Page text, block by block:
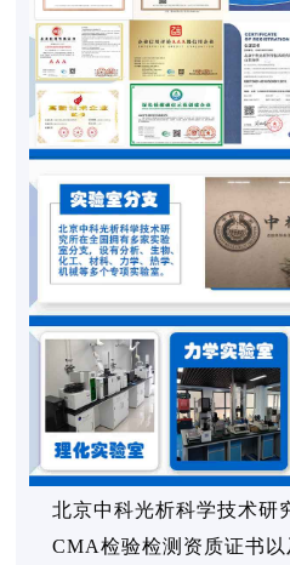
北京中科光析科学技术研
CMA检验检测资质证书